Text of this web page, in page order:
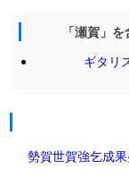
「瀬賀」
ギタリ
勢賀世賀強乞成果